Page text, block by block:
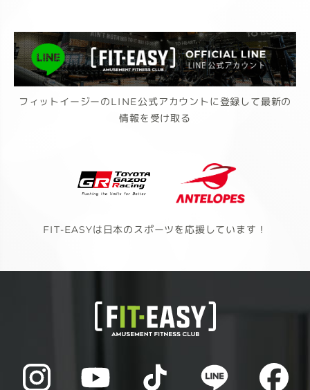
フィットイージーのLINE公式アカウントに登録して最新の
情報を受け取る
FIT-EASYは日本のスポーツを応援しています！